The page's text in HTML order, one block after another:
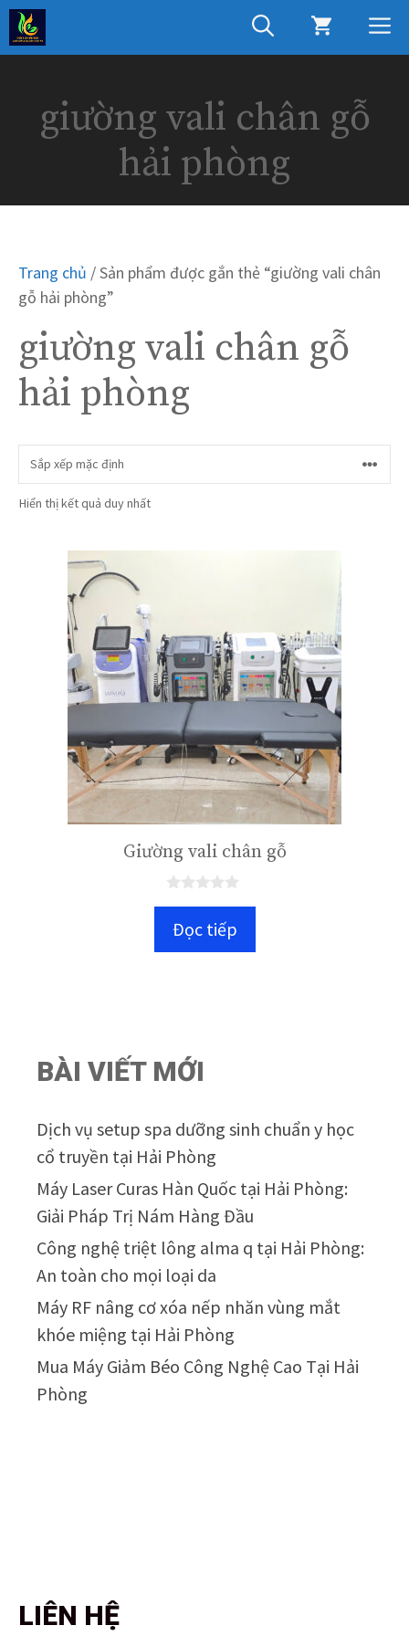
Chuyển
đến
nội
giường vali chân gỗ
hải phòng
Trang chủ / Sản phẩm được gắn thẻ “giường vali chân
gỗ hải phòng”
giường vali chân gỗ
hải phòng
Hiển thị kết quả duy nhất
Giường vali chân gỗ
gĐọc tiếp
BÀI VIẾT MỚI
Dịch vụ setup spa dưỡng sinh chuẩn y học
cổ truyền tại Hải Phòng
Máy Laser Curas Hàn Quốc tại Hải Phòng:
Giải Pháp Trị Nám Hàng Đầu
Công nghệ triệt lông alma q tại Hải Phòng:
An toàn cho mọi loại da
Máy RF nâng cơ xóa nếp nhăn vùng mắt
khóe miệng tại Hải Phòng
Mua Máy Giảm Béo Công Nghệ Cao Tại Hải
Phòng
LIÊN HỆ